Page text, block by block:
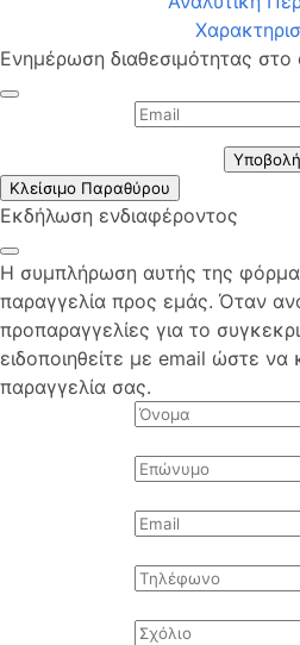
Ενημέρωση διαθεσιμότητας
Υποβολή
Κλείσιμο Παραθύρου
Εκδήλωση ενδιαφέροντος
Η συμπλήρωση αυτής της
παραγγελία προς εμάς. Όταν
προπαραγγελίες για το
ειδοποιηθείτε με email ώστε
παραγγελία σας.